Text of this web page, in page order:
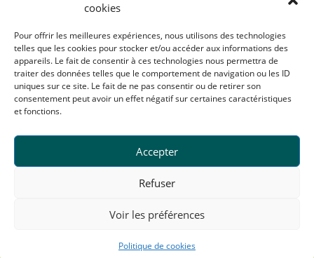
cookies
Pour offrir les meilleures expériences, nous utilisons des technologies
telles que les cookies pour stocker et/ou accéder aux informations des
appareils. Le fait de consentir à ces technologies nous permettra de
traiter des données telles que le comportement de navigation ou les ID
uniques sur ce site. Le fait de ne pas consentir ou de retirer son
consentement peut avoir un effet négatif sur certaines caractéristiques
et fonctions.
Accepter
Refuser
Voir les préférences
Politique de cookies
Mentions légales • Plan du site